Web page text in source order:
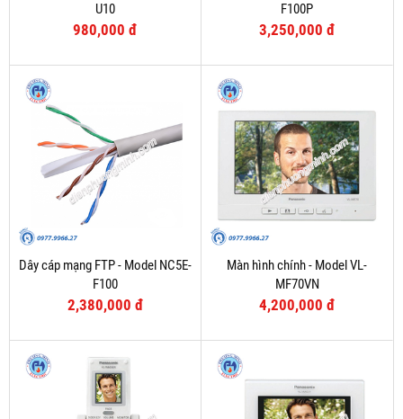
U10
980,000 đ
F100P
3,250,000 đ
Dây cáp mạng FTP - Model NC5E-
F100
2,380,000 đ
Màn hình chính - Model VL-
MF70VN
4,200,000 đ